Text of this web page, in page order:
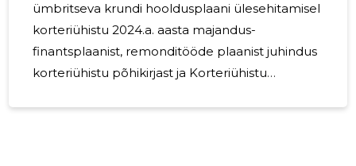
ümbritseva krundi hooldusplaani ülesehitamisel
korteriühistu 2024.a. aasta majandus-
finantsplaanist, remonditööde plaanist juhindus
korteriühistu põhikirjast ja Korteriühistu